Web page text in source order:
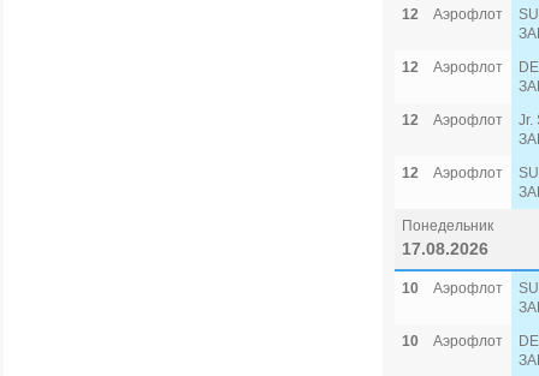
12 Аэрофлот
12
Аэрофлот
12
Аэрофлот
Jr.
12
Аэрофлот
Понедельник
17.08.2026
10 Аэрофлот
10
Аэрофлот